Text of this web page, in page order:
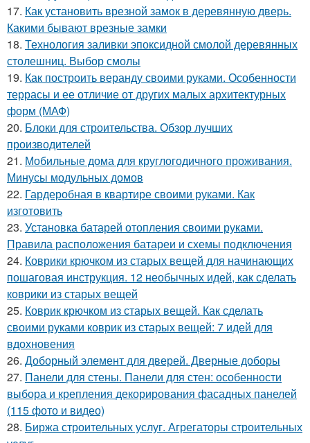
17. Как установить врезной замок в деревянную дверь.
Какими бывают врезные замки
18. Технология заливки эпоксидной смолой деревянных
столешниц. Выбор смолы
19. Как построить веранду своими руками. Особенности
террасы и ее отличие от других малых архитектурных
форм (МАФ)
20. Блоки для строительства. Обзор лучших
производителей
21. Мобильные дома для круглогодичного проживания.
Минусы модульных домов
22. Гардеробная в квартире своими руками. Как
изготовить
23. Установка батарей отопления своими руками.
Правила расположения батареи и схемы подключения
24. Коврики крючком из старых вещей для начинающих
пошаговая инструкция. 12 необычных идей, как сделать
коврики из старых вещей
25. Коврик крючком из старых вещей. Как сделать
своими руками коврик из старых вещей: 7 идей для
вдохновения
26. Доборный элемент для дверей. Дверные доборы
27. Панели для стены. Панели для стен: особенности
выбора и крепления декорирования фасадных панелей
(115 фото и видео)
28. Биржа строительных услуг. Агрегаторы строительных